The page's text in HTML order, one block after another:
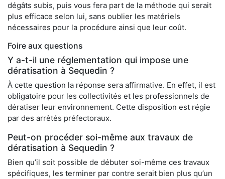
dégâts subis, puis vous fera part de la méthode qui serait
plus efficace selon lui, sans oublier les matériels
nécessaires pour la procédure ainsi que leur coût.
Foire aux questions
Y a-t-il une réglementation qui impose une
dératisation à Sequedin ?
À cette question la réponse sera affirmative. En effet, il est
obligatoire pour les collectivités et les professionnels de
dératiser leur environnement. Cette disposition est régie
par des arrêtés préfectoraux.
Peut-on procéder soi-même aux travaux de
dératisation à Sequedin ?
Bien qu’il soit possible de débuter soi-même ces travaux
spécifiques, les terminer par contre serait bien plus qu’un